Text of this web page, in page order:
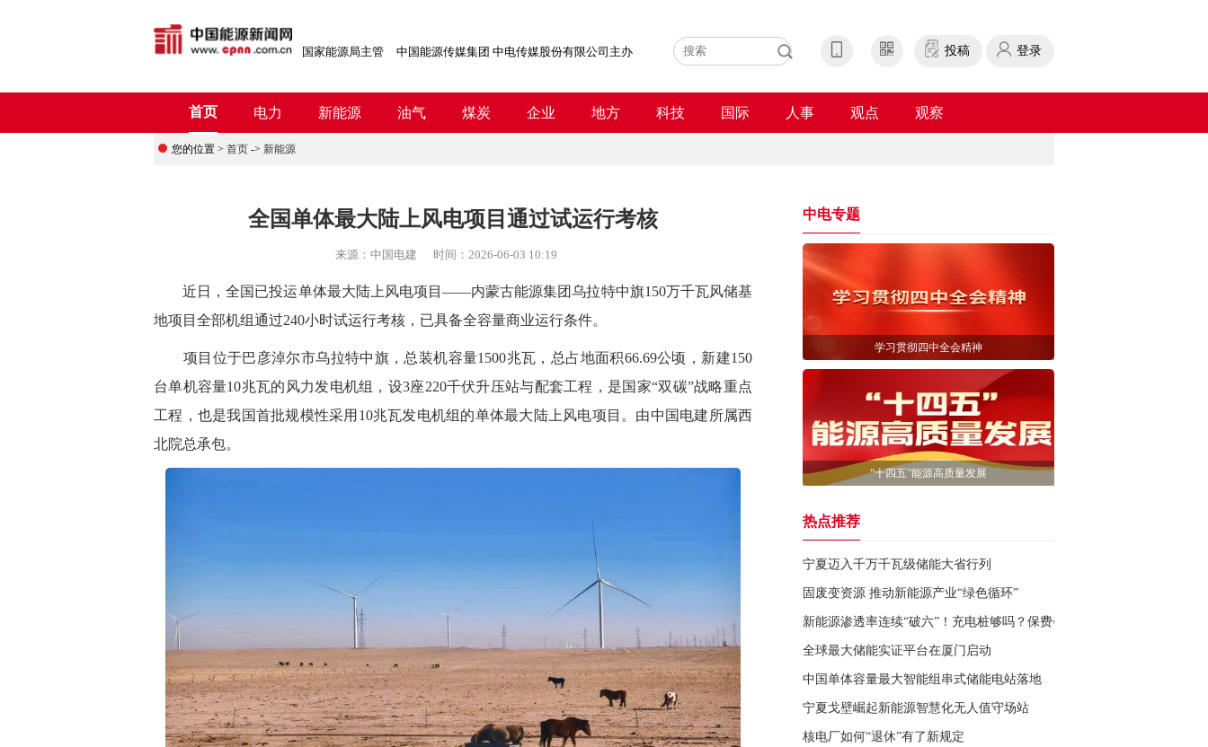
国家能源局主管 中国能源传媒集团 中电传媒股份有限公司主办 投稿 登录
首页 电力 新能源 油气 煤炭 企业 地方 科技 国际 人事 观点 观察
您的位置 > 首页 -> 新能源
全国单体最大陆上风电项目通过试运行考核
来源： 中国电建 时间： 2026-06-03 10:19
近日，全国已投运单体最大陆上风电项目——内蒙古能源集团乌拉特中旗150万千瓦风储基
地项目全部机组通过240小时试运行考核，已具备全容量商业运行条件。
项目位于巴彦淖尔市乌拉特中旗，总装机容量1500兆瓦，总占地面积66.69公顷，新建150
台单机容量10兆瓦的风力发电机组，设3座220千伏升压站与配套工程，是国家“双碳”战略重点
工程，也是我国首批规模性采用10兆瓦发电机组的单体最大陆上风电项目。由中国电建所属西
北院总承包。
中电专题
学习贯彻四中全会精神
“十四五”能源高质量发展
热点推荐
宁夏迈入千万千瓦级储能大省行列
固废变资源 推动新能源产业“绿色循环”
新能源渗透率连续“破六”！充电桩够吗？保费会降吗？
全球最大储能实证平台在厦门启动
中国单体容量最大智能组串式储能电站落地
宁夏戈壁崛起新能源智慧化无人值守场站
核电厂如何“退休”有了新规定